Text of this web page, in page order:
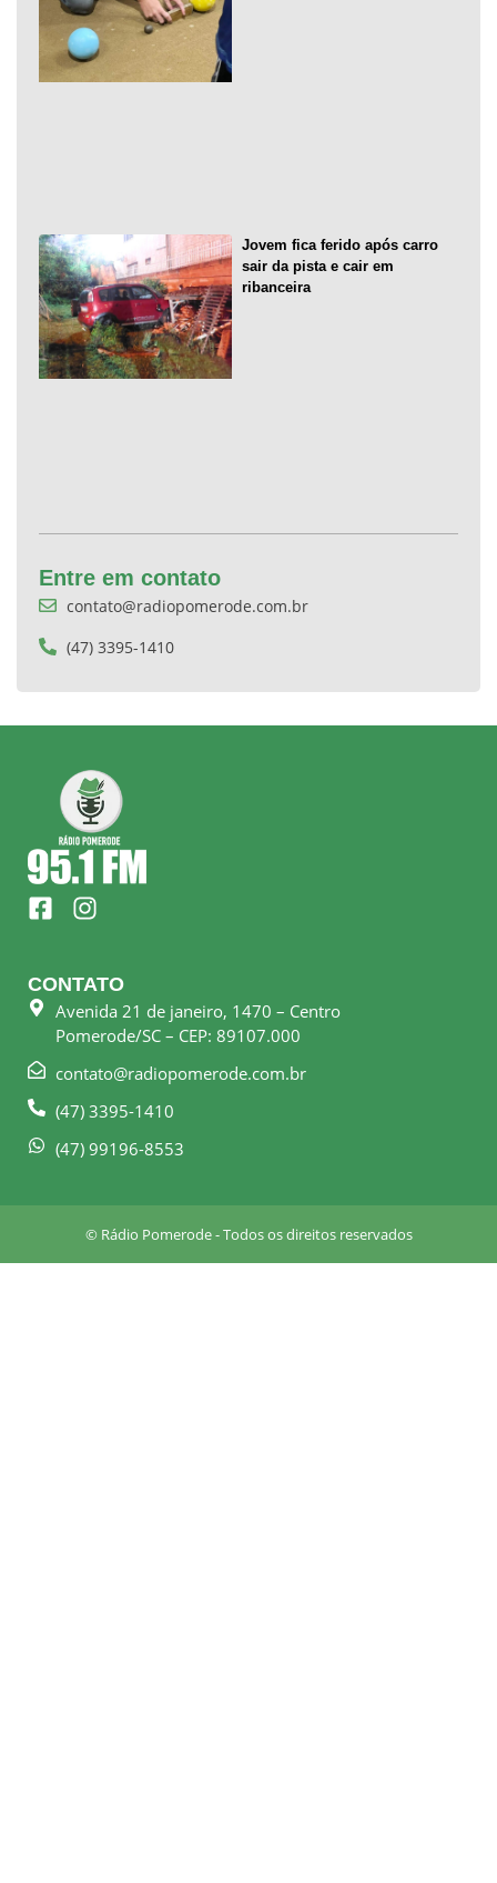
Jovem fica ferido após carro
sair da pista e cair em
ribanceira
Entre em contato
contato@radiopomerode.com.br
(47) 3395-1410
F
a
e
b
o
k
s
q
a
I
n
t
a
g
r
a
m
CONTATO
Avenida 21 de janeiro, 1470 – Centro
Pomerode/SC – CEP: 89107.000
contato@radiopomerode.com.br
(47) 3395-1410
(47) 99196-8553
© Rádio Pomerode - Todos os direitos reservados